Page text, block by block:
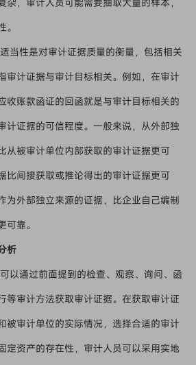
当性是对审计证据质量的衡量，包括相关
审计证据与审计目标相关。例如，在审计
收账款函证的回函就是与审计目标相关的
计证据的可信程度。一般来说，从外部独
从被审计单位内部获取的审计证据更可
比间接获取或推论得出的审计证据更可
为外部独立来源的证据，比企业自己编制
可靠。
析
以通过前面提到的检查、观察、询问、函
等审计方法获取审计证据。在获取审计证
被审计单位的实际情况，选择合适的审计
定资产的存在性，审计人员可以采用实地